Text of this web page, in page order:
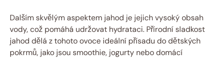
Dalším skvělým aspektem jahod je jejich vysoký obsah
vody, což pomáhá udržovat hydrataci. Přírodní sladkost
jahod dělá z tohoto ovoce ideální přísadu do dětských
pokrmů, jako jsou smoothie, jogurty nebo domácí